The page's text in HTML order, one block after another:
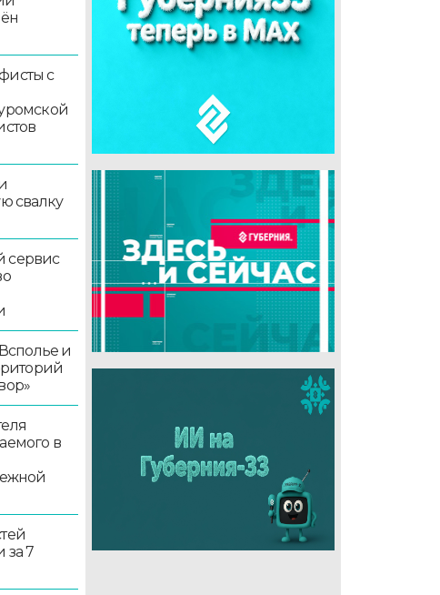
с
свалку
сервис
и
в
за 7